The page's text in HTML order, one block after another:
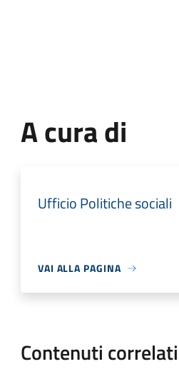
A cura di
Ufficio Politiche sociali
VAI ALLA PAGINA
Contenuti correlati